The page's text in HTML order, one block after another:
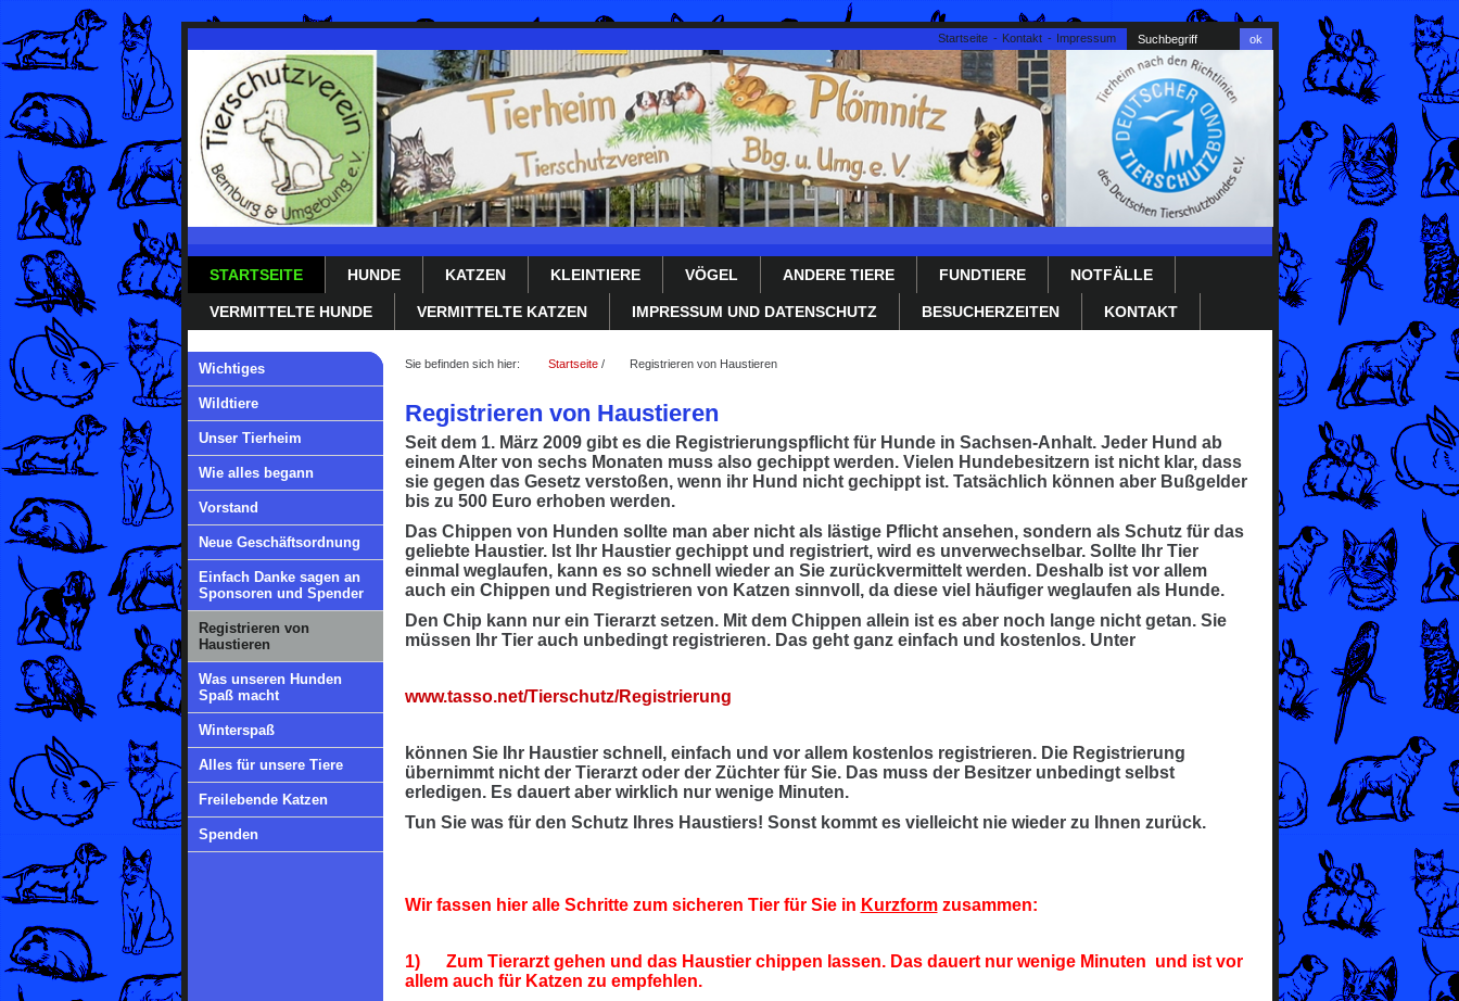
Startseite Kontakt Impressum
STARTSEITE HUNDE KATZEN KLEINTIERE VÖGEL ANDERE TIERE FUNDTIERE NOTFÄLLE
VERMITTELTE HUNDE VERMITTELTE KATZEN IMPRESSUM UND DATENSCHUTZ BESUCHERZEITEN KONTAKT
Wichtiges
Wildtiere
Unser Tierheim
Wie alles begann
Vorstand
Neue Geschäftsordnung
Einfach Danke sagen an
Sponsoren und Spender
Registrieren von
Haustieren
Was unseren Hunden
Spaß macht
Winterspaß
Alles für unsere Tiere
Freilebende Katzen
Spenden
Sie befinden sich hier: Startseite / Registrieren von Haustieren
Registrieren von Haustieren
Seit dem 1. März 2009 gibt es die Registrierungspflicht für Hunde in Sachsen-Anhalt. Jeder Hund ab
einem Alter von sechs Monaten muss also gechippt werden. Vielen Hundebesitzern ist nicht klar, dass
sie gegen das Gesetz verstoßen, wenn ihr Hund nicht gechippt ist. Tatsächlich können aber Bußgelder
bis zu 500 Euro erhoben werden.
Das Chippen von Hunden sollte man aber nicht als lästige Pflicht ansehen, sondern als Schutz für das
geliebte Haustier. Ist Ihr Haustier gechippt und registriert, wird es unverwechselbar. Sollte Ihr Tier
einmal weglaufen, kann es so schnell wieder an Sie zurückvermittelt werden. Deshalb ist vor allem
auch ein Chippen und Registrieren von Katzen sinnvoll, da diese viel häufiger weglaufen als Hunde.
Den Chip kann nur ein Tierarzt setzen. Mit dem Chippen allein ist es aber noch lange nicht getan. Sie
müssen Ihr Tier auch unbedingt registrieren. Das geht ganz einfach und kostenlos. Unter
www.tasso.net/Tierschutz/Registrierung
können Sie Ihr Haustier schnell, einfach und vor allem kostenlos registrieren. Die Registrierung
übernimmt nicht der Tierarzt oder der Züchter für Sie. Das muss der Besitzer unbedingt selbst
erledigen. Es dauert aber wirklich nur wenige Minuten.
Tun Sie was für den Schutz Ihres Haustiers! Sonst kommt es vielleicht nie wieder zu Ihnen zurück.
Wir fassen hier alle Schritte zum sicheren Tier für Sie in Kurzformzusammen:
1) Zum Tierarzt gehen und das Haustier chippen lassen. Das dauert nur wenige Minuten und ist vor
allem auch für Katzen zu empfehlen.